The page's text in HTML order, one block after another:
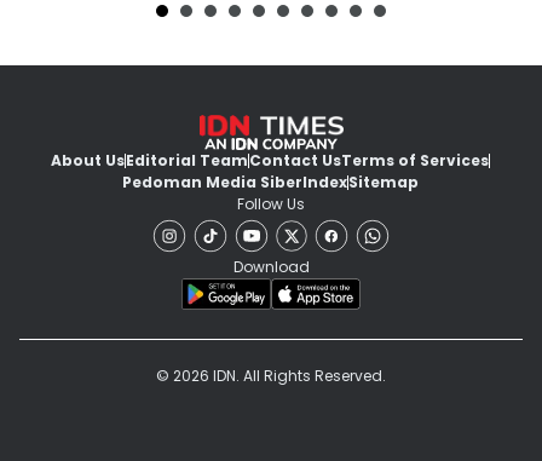
About UsEditorial TeamContact UsTerms of Services
Pedoman Media SiberIndexSitemap
Follow Us
Download
© 2026 IDN. All Rights Reserved.